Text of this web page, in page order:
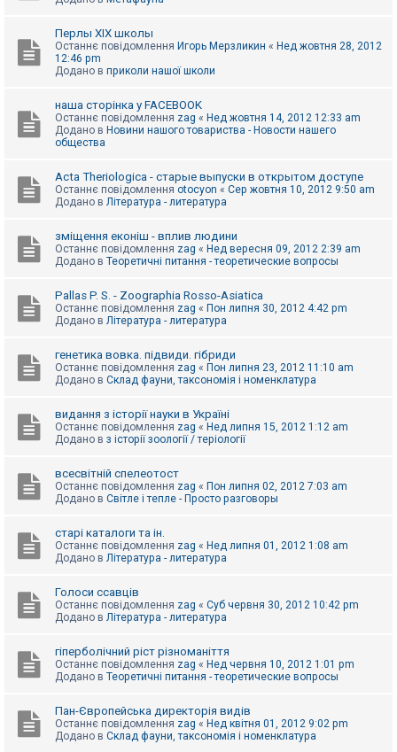
Перлы ХІХ школы
Останнє повідомлення Игорь Мерзликин « Нед жовтня 28, 2012
12:46 pm
Додано в приколи нашої школи
наша сторінка у FACEBOOK
Останнє повідомлення zag « Нед жовтня 14, 2012 12:33 am
Додано в Новини нашого товариства - Новости нашего
общества
Acta Theriologica - старые выпуски в открытом доступе
Останнє повідомлення otocyon « Сер жовтня 10, 2012 9:50 am
Додано в Література - литература
зміщення еконіш - вплив людини
Останнє повідомлення zag « Нед вересня 09, 2012 2:39 am
Додано в Теоретичні питання - теоретические вопросы
Pallas P. S. - Zoographia Rosso-Asiatica
Останнє повідомлення zag « Пон липня 30, 2012 4:42 pm
Додано в Література - литература
генетика вовка. підвиди. гібриди
Останнє повідомлення zag « Пон липня 23, 2012 11:10 am
Додано в Склад фауни, таксономія і номенклатура
видання з історії науки в Україні
Останнє повідомлення zag « Нед липня 15, 2012 1:12 am
Додано в з історії зоології / теріології
всесвітній спелеотост
Останнє повідомлення zag « Пон липня 02, 2012 7:03 am
Додано в Світле і тепле - Просто разговоры
старі каталоги та ін.
Останнє повідомлення zag « Нед липня 01, 2012 1:08 am
Додано в Література - литература
Голоси ссавців
Останнє повідомлення zag « Суб червня 30, 2012 10:42 pm
Додано в Література - литература
гіперболічний ріст різноманіття
Останнє повідомлення zag « Нед червня 10, 2012 1:01 pm
Додано в Теоретичні питання - теоретические вопросы
Пан-Європейська директорія видів
Останнє повідомлення zag « Нед квітня 01, 2012 9:02 pm
Додано в Склад фауни, таксономія і номенклатура